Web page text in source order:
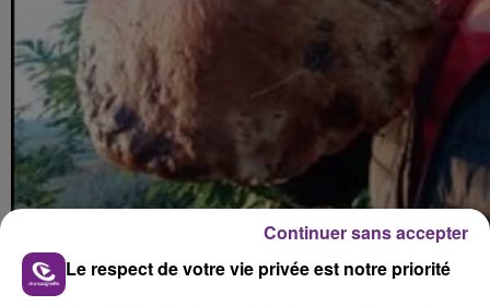
Le respect de votre vie privée est notre priorité
Continuer sans accepter